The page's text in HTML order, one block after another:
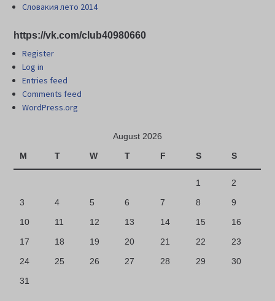
Словакия лето 2014
https://vk.com/club40980660
Register
Log in
Entries feed
Comments feed
WordPress.org
August 2026
M
T W T F S S
1
2
3
4 5 6 7 8
9
10
11 12 13 14 15
16
17
18 19 20 21 22
23
24
25 26 27 28 29
30
31